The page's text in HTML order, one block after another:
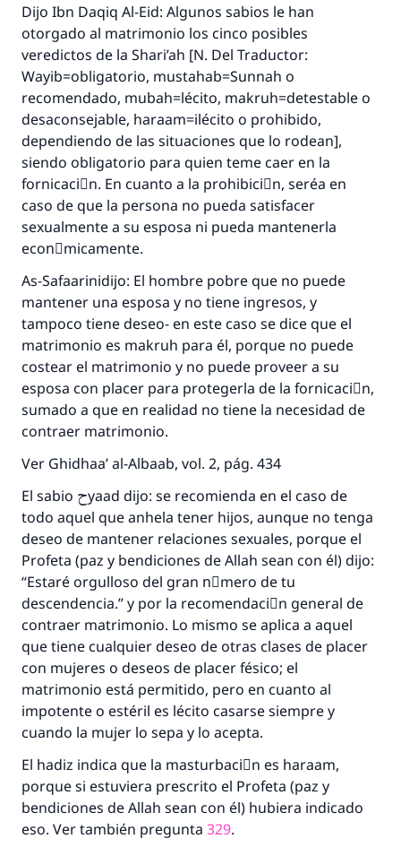
Dijo Ibn Daqiq Al-Eid: Algunos sabios le han
otorgado al matrimonio los cinco posibles
veredictos de la Shari’ah [N. Del Traductor:
Wayib=obligatorio, mustahab=Sunnah o
recomendado, mubah=lécito, makruh=detestable o
desaconsejable, haraam=ilécito o prohibido,
dependiendo de las situaciones que lo rodean],
siendo obligatorio para quien teme caer en la
fornicaciَn. En cuanto a la prohibiciَn, seréa en
caso de que la persona no pueda satisfacer
sexualmente a su esposa ni pueda mantenerla
econَmicamente.
As-Safaarinidijo: El hombre pobre que no puede
mantener una esposa y no tiene ingresos, y
tampoco tiene deseo- en este caso se dice que el
matrimonio es makruh para él, porque no puede
costear el matrimonio y no puede proveer a su
esposa con placer para protegerla de la fornicaciَn,
sumado a que en realidad no tiene la necesidad de
contraer matrimonio.
Ver Ghidhaa’ al-Albaab, vol. 2, pág. 434
El sabio حyaad dijo: se recomienda en el caso de
todo aquel que anhela tener hijos, aunque no tenga
deseo de mantener relaciones sexuales, porque el
Profeta (paz y bendiciones de Allah sean con él) dijo:
“Estaré orgulloso del gran nْmero de tu
descendencia.” y por la recomendaciَn general de
contraer matrimonio. Lo mismo se aplica a aquel
que tiene cualquier deseo de otras clases de placer
con mujeres o deseos de placer fésico; el
matrimonio está permitido, pero en cuanto al
impotente o estéril es lécito casarse siempre y
cuando la mujer lo sepa y lo acepta.
El hadiz indica que la masturbaciَn es haraam,
porque si estuviera prescrito el Profeta (paz y
bendiciones de Allah sean con él) hubiera indicado
eso. Ver también pregunta 329.
La respuesta no. 110845 salvó un
matrimonio.
Desde la Q hasta la A, su contribución ayuda a
IslamQA.
Profeta ﷺ dijo:
"Una persona que orienta a otros a hacer el
bien obtendrá la misma recompensa que
aquellos que lo realicen."
(MUSLIM, 1893)
Contribuir